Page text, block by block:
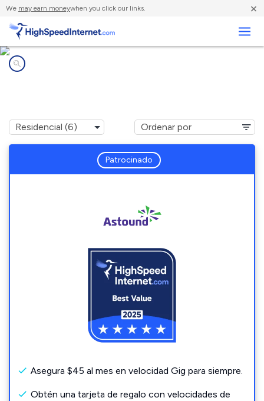
We may earn moneywhen you click our links. ×
Patrocinado
Asegura $45 al mes en velocidad Gig para siempre.
Obtén una tarjeta de regalo con velocidades de